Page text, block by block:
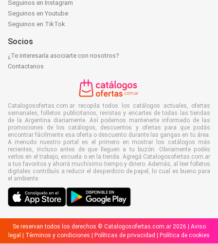
Seguinos en Instagram
Seguinos en Youtube
Seguinos en TikTok
Socios
¿Te interesaría asociarte con nosotros?
Contactanos
Catalogosofertas.com.ar recopila todos los catálogos actuales, ofertas
semanales, folletos publicitarios, revistas y encartes de todas las tiendas
de la Argentina diariamente. Así podemos mantenerte informado de las
promociones de los catálogos, descuentos y ofertas para que podás
encontrar fácilmente esa oferta o descuento durante las gangas en tu área.
A menudo nuestro portal es el primero en mostrar los catálogos más
recientes, incluso antes de que lleguen a tu buzón. Obviamente podés
verlos en el trabajo, escuela o en la tienda. Agregá Catalogosofertas.com.ar
a tus favoritos y ahorrá muchísimo tiempo y dinero. Además, al leer folletos
digitales contribuís a reducir el desperdicio de papel, lo cual es bueno para
el ambiente.
Se reservan todos los derechos © Catalogosofertas.com.ar 2026 | Aviso
legal | Términos y condiciones | Políticas de privacidad | Política de cookies